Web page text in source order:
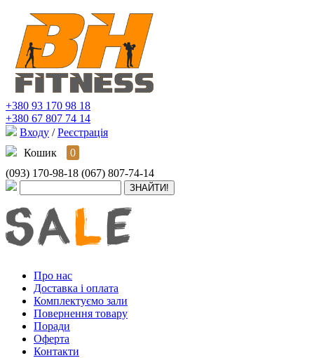
+380 93 170 98 18
+380 67 807 74 14
Входу / Реєстрація
Кошик
0
(093) 170-98-18 (067) 807-74-14
Про нас
Доставка і оплата
Комплектуємо зали
Повернення товару
Поради
Оферта
Контакти